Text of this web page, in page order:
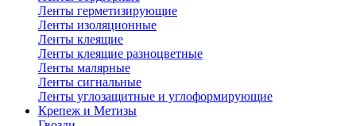
Ленты герметизирующие
Ленты изоляционные
Ленты клеящие
Ленты клеящие разноцветные
Ленты малярные
Ленты сигнальные
Ленты углозащитные и углоформирующие
Крепеж и Метизы